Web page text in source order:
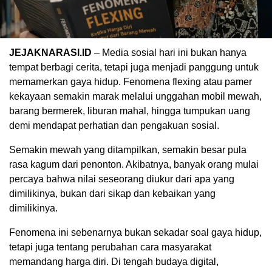
JEJAKNARASI.ID – Media sosial hari ini bukan hanya
tempat berbagi cerita, tetapi juga menjadi panggung untuk
memamerkan gaya hidup. Fenomena flexing atau pamer
kekayaan semakin marak melalui unggahan mobil mewah,
barang bermerek, liburan mahal, hingga tumpukan uang
demi mendapat perhatian dan pengakuan sosial.
Semakin mewah yang ditampilkan, semakin besar pula
rasa kagum dari penonton. Akibatnya, banyak orang mulai
percaya bahwa nilai seseorang diukur dari apa yang
dimilikinya, bukan dari sikap dan kebaikan yang
dimilikinya.
Fenomena ini sebenarnya bukan sekadar soal gaya hidup,
tetapi juga tentang perubahan cara masyarakat
memandang harga diri. Di tengah budaya digital,